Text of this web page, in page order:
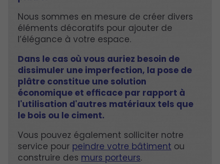
Nous sommes en mesure de créer divers
éléments décoratifs pour ajouter de
l’élégance à votre espace.
Dans le cas où vous auriez besoin de
dissimuler une imperfection, la pose de
plâtre constitue une solution
économique et efficace par rapport à
l'utilisation d'autres matériaux tels que
le bois ou le ciment.
Vous pouvez également solliciter notre
service pour peindre votre bâtiment ou
construire des murs porteurs.